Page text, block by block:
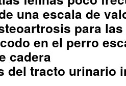
una escala de
para
en el perro
cadera
del tracto urinario